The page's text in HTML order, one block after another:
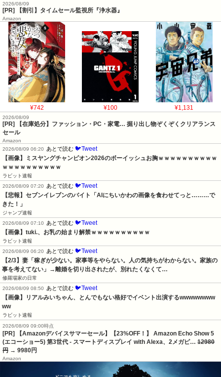
2026/08/09
[PR] 【割引】タイムセール監視所『浄水器』
Amazon
¥742 ¥100 ¥1,131
2026/08/09
[PR] 【在庫処分】ファッション・PC・家電… 掘り出し物ぞくぞくクリアランス
セール
Amazon
2026/08/09 06:20
あとで読む 🐦Tweet
【画像】ミスヤングチャンピオン2026のボーイッシュお胸ｗｗｗｗｗｗｗｗｗｗ
ｗｗｗｗｗｗｗｗｗｗ
ラビット速報
2026/08/09 07:20
あとで読む 🐦Tweet
【悲報】セブンイレブンのバイト「AIにちいかわの画像を食わせてっと………で
きた！」
ジャンプ速報
2026/08/09 07:10
あとで読む 🐦Tweet
【画像】tuki.、お乳の始まり解禁ｗｗｗｗｗｗｗｗｗｗ
ラビット速報
2026/08/09 06:20
あとで読む 🐦Tweet
【2/3】妻「稼ぎが少ない。家事等をやらない。人の気持ちがわからない。家族の
事を考えてない」→離婚を切り出されたが、別れたくなくて…
修羅場家の日常
2026/08/09 08:50
あとで読む 🐦Tweet
【画像】リアルみいちゃん、とんでもない格好でイベント出演するwwwwwwww
ww
ラビット速報
2026/08/09 09:00時点
[PR] 【Amazonデバイスサマーセール】【23%OFF！】 Amazon Echo Show 5
(エコーショー5) 第3世代 - スマートディスプレイ with Alexa、2メガピ… 12980
円 → 9980円
Amazon